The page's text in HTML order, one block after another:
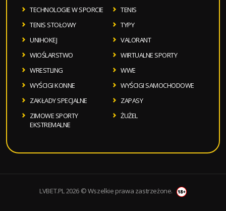
TECHNOLOGIE W SPORCIE
TENIS
TENIS STOŁOWY
TYPY
UNIHOKEJ
VALORANT
WIOŚLARSTWO
WIRTUALNE SPORTY
WRESTLING
WWE
WYŚCIGI KONNE
WYŚCIGI SAMOCHODOWE
ZAKŁADY SPECJALNE
ZAPASY
ZIMOWE SPORTY
EKSTREMALNE
ŻUŻEL
LVBET.PL 2026 © Wszelkie prawa zastrzeżone.